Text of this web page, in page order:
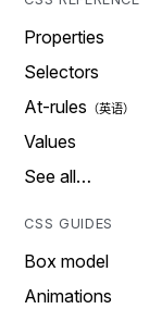
Properties
Selectors
At-rules
Values
See all…
CSS GUIDES
Box model
Animations